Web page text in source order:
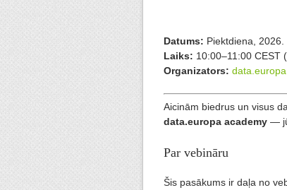
Datums: Piektdiena,
Laiks: 10:00–11:00 CEST
Organizators:
Aicinām biedrus un visus
data.europa academy —
Par vebināru
Šis pasākums ir daļa no